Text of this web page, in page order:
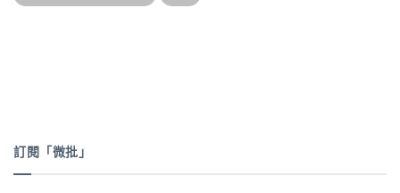
訂閱「微批」